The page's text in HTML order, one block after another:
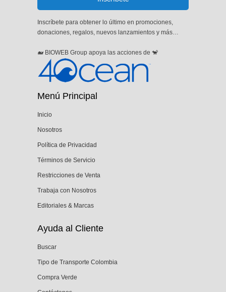
Inscríbete para obtener lo último en promociones,
donaciones, regalos, nuevos lanzamientos y más…
🐋 BIOWEB Group apoya las acciones de 🐒
Menú Principal
Inicio
Nosotros
Política de Privacidad
Términos de Servicio
Restricciones de Venta
Trabaja con Nosotros
Editoriales & Marcas
Ayuda al Cliente
Buscar
Tipo de Transporte Colombia
Compra Verde